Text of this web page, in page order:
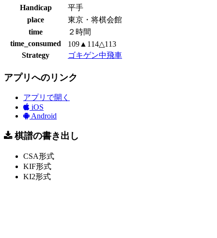
Handicap
平手
place
東京・将棋会館
time
２時間
time_consumed
109▲114△113
Strategy
ゴキゲン中飛車
アプリへのリンク
アプリで開く
iOS
Android
棋譜の書き出し
CSA形式
KIF形式
KI2形式